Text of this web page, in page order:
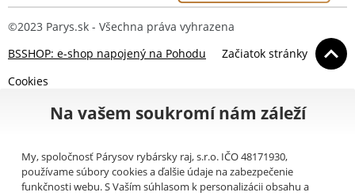
©2023 Parys.sk - Všechna práva vyhrazena
BSSHOP: e-shop napojený na Pohodu
Začiatok stránky
Cookies
Na vašem soukromí nám záleží
My, spoločnosť Párysov rybársky raj, s.r.o. IČO 48171930,
používame súbory cookies a ďalšie údaje na zabezpečenie
funkčnosti webu. S Vaším súhlasom k personalizácii obsahu a